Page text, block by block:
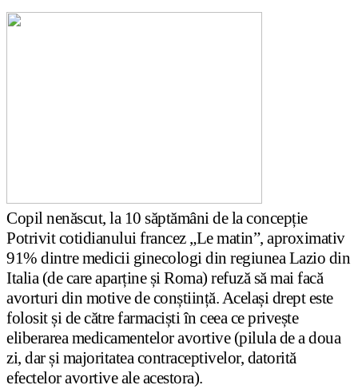
Copil nenăscut, la 10 săptămâni de la concepție
Potrivit cotidianului francez „Le matin”, aproximativ
91% dintre medicii ginecologi din regiunea Lazio din
Italia (de care aparține și Roma) refuză să mai facă
avorturi din motive de conștiință. Același drept este
folosit și de către farmaciști în ceea ce privește
eliberarea medicamentelor avortive (pilula de a doua
zi, dar și majoritatea contraceptivelor, datorită
efectelor avortive ale acestora).